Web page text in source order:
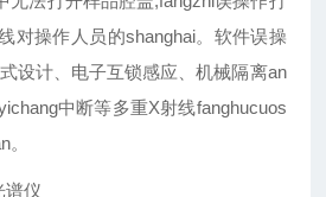
对操作人员的shanghai。软件误操
设计、电子互锁感应、机械隔离an
中断等多重X射线fanghucuos